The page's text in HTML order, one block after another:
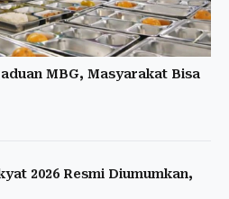
MBG, Masyarakat Bisa
2026 Resmi Diumumkan,